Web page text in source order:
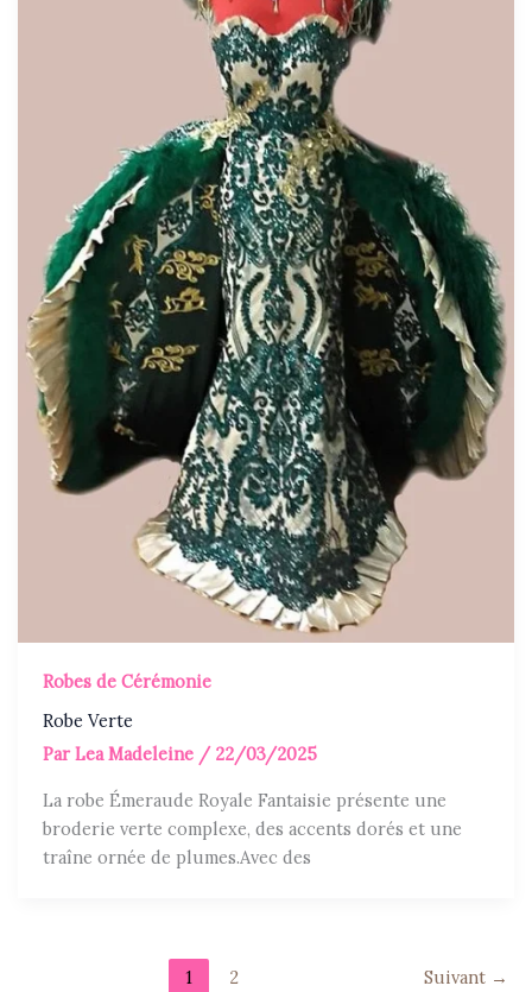
Robes de Cérémonie
Robe Verte
ParLea Madeleine / 22/03/2025
La robe Émeraude Royale Fantaisie présente une
broderie verte complexe, des accents dorés et une
traîne ornée de plumes.Avec des
1 2 Suivant →